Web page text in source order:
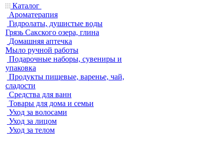
Каталог
Ароматерапия
Гидролаты, душистые воды
Грязь Сакского озера, глина
Домашняя аптечка
Мыло ручной работы
Подарочные наборы, сувениры и
упаковка
Продукты пищевые, варенье, чай,
сладости
Средства для ванн
Товары для дома и семьи
Уход за волосами
Уход за лицом
Уход за телом